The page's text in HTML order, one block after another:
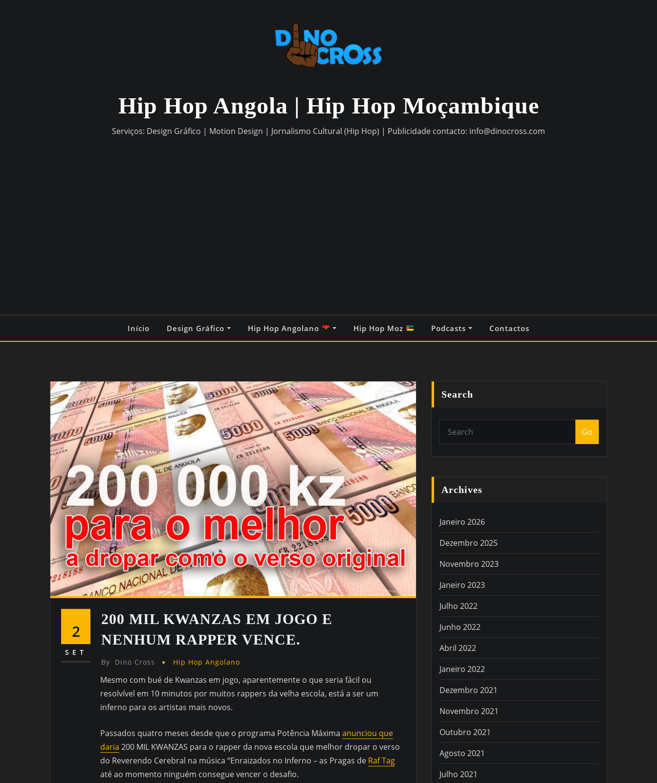
Hip Hop Angola | Hip Hop Moçambique
Serviços: Design Gráfico | Motion Design | Jornalismo Cultural (Hip Hop) | Publicidade contacto: info@dinocross.com
Início Design Gráfico Hip Hop Angolano Hip Hop Moz Podcasts Contactos
2
SET
200 MIL KWANZAS EM JOGO E
NENHUM RAPPER VENCE.
By Dino Cross Hip Hop Angolano
Mesmo com bué de Kwanzas em jogo, aparentemente o que seria fácil ou
resolvível em 10 minutos por muitos rappers da velha escola, está a ser um
inferno para os artistas mais novos.
Passados quatro meses desde que o programa Potência Máxima anunciou que
daria 200 MIL KWANZAS para o rapper da nova escola que melhor dropar o verso
do Reverendo Cerebral na música “Enraizados no Inferno – as Pragas de Raf Tag
até ao momento ninguém consegue vencer o desafio.
Search
Go
Archives
Janeiro 2026
Dezembro 2025
Novembro 2023
Janeiro 2023
Julho 2022
Junho 2022
Abril 2022
Janeiro 2022
Dezembro 2021
Novembro 2021
Outubro 2021
Agosto 2021
Julho 2021